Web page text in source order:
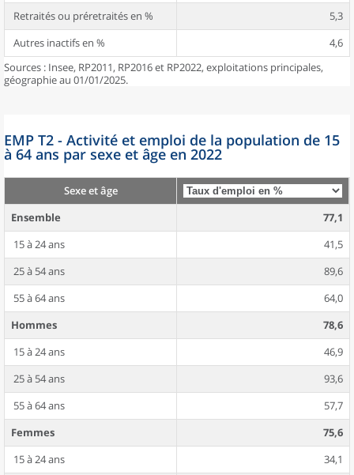
Retraités ou préretraités en %
5,3
Autres inactifs en %
4,6
Sources : Insee, RP2011, RP2016 et RP2022, exploitations principales,
géographie au 01/01/2025.
EMP T2 - Activité et emploi de la population de 15
à 64 ans par sexe et âge en 2022
Sexe et âge
Ensemble
77,1
15 à 24 ans
41,5
25 à 54 ans
89,6
55 à 64 ans
64,0
Hommes
78,6
15 à 24 ans
46,9
25 à 54 ans
93,6
55 à 64 ans
57,7
Femmes
75,6
15 à 24 ans
34,1